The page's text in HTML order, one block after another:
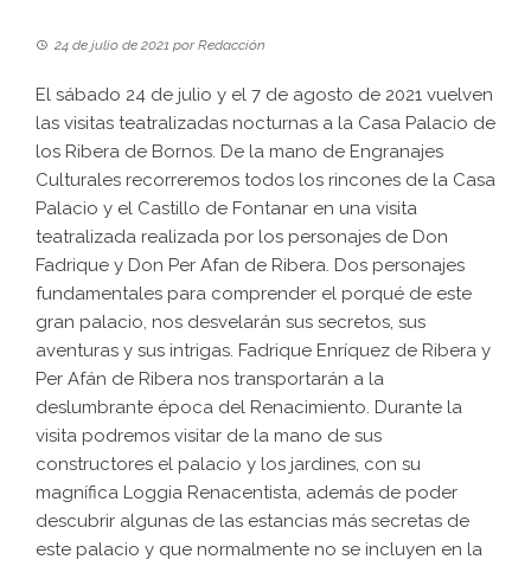
24 de julio de 2021 porRedacción
El sábado 24 de julio y el 7 de agosto de 2021 vuelven
las visitas teatralizadas nocturnas a la Casa Palacio de
los Ribera de Bornos. De la mano de Engranajes
Culturales recorreremos todos los rincones de la Casa
Palacio y el Castillo de Fontanar en una visita
teatralizada realizada por los personajes de Don
Fadrique y Don Per Afan de Ribera. Dos personajes
fundamentales para comprender el porqué de este
gran palacio, nos desvelarán sus secretos, sus
aventuras y sus intrigas. Fadrique Enríquez de Ribera y
Per Afán de Ribera nos transportarán a la
deslumbrante época del Renacimiento. Durante la
visita podremos visitar de la mano de sus
constructores el palacio y los jardines, con su
magnífica Loggia Renacentista, además de poder
descubrir algunas de las estancias más secretas de
este palacio y que normalmente no se incluyen en la